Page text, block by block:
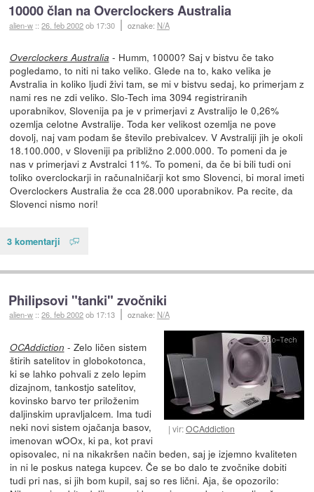
10000 član na Overclockers Australia
alien-w ::26. feb 2002ob 17:30 oznake: N/A
Overclockers Australia - Humm, 10000? Saj v bistvu če tako
pogledamo, to niti ni tako veliko. Glede na to, kako velika je
Avstralia in koliko ljudi živi tam, se mi v bistvu sedaj, ko primerjam z
nami res ne zdi veliko. Slo-Tech ima 3094 registriranih
uporabnikov, Slovenija pa je v primerjavi z Avstralijo le 0,26%
ozemlja celotne Avstralije. Toda ker velikost ozemlja ne pove
dovolj, naj vam podam še število prebivalcev. V Avstraliji jih je okoli
18.100.000, v Sloveniji pa približno 2.000.000. To pomeni da je
nas v primerjavi z Avstralci 11%. To pomeni, da če bi bili tudi oni
toliko overclockarji in računalničarji kot smo Slovenci, bi moral imeti
Overclockers Australia že cca 28.000 uporabnikov. Pa recite, da
Slovenci nismo nori!
3 komentarji
Philipsovi "tanki" zvočniki
alien-w ::26. feb 2002ob 17:13 oznake: N/A
vir:OCAddiction
OCAddiction - Zelo ličen sistem
štirih satelitov in globokotonca,
ki se lahko pohvali z zelo lepim
dizajnom, tankostjo satelitov,
kovinsko barvo ter priloženim
daljinskim upravljalcem. Ima tudi
neki novi sistem ojačanja basov,
imenovan wOOx, ki pa, kot pravi
opisovalec, ni na nikakršen način beden, saj je izjemno kvaliteten
in ni le poskus natega kupcev. Če se bo dalo te zvočnike dobiti
tudi pri nas, si jih bom kupil, saj so res lični. Aja, še opozorilo: